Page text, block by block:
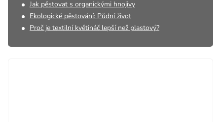
Jak pěstovat s organickými hnojivy
Ekologické pěstování: Půdní život
Proč je textilní květináč lepší než plastový?